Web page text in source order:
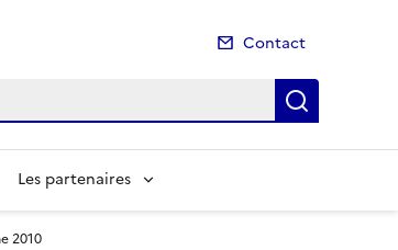
Contact
Les partenaires
2010